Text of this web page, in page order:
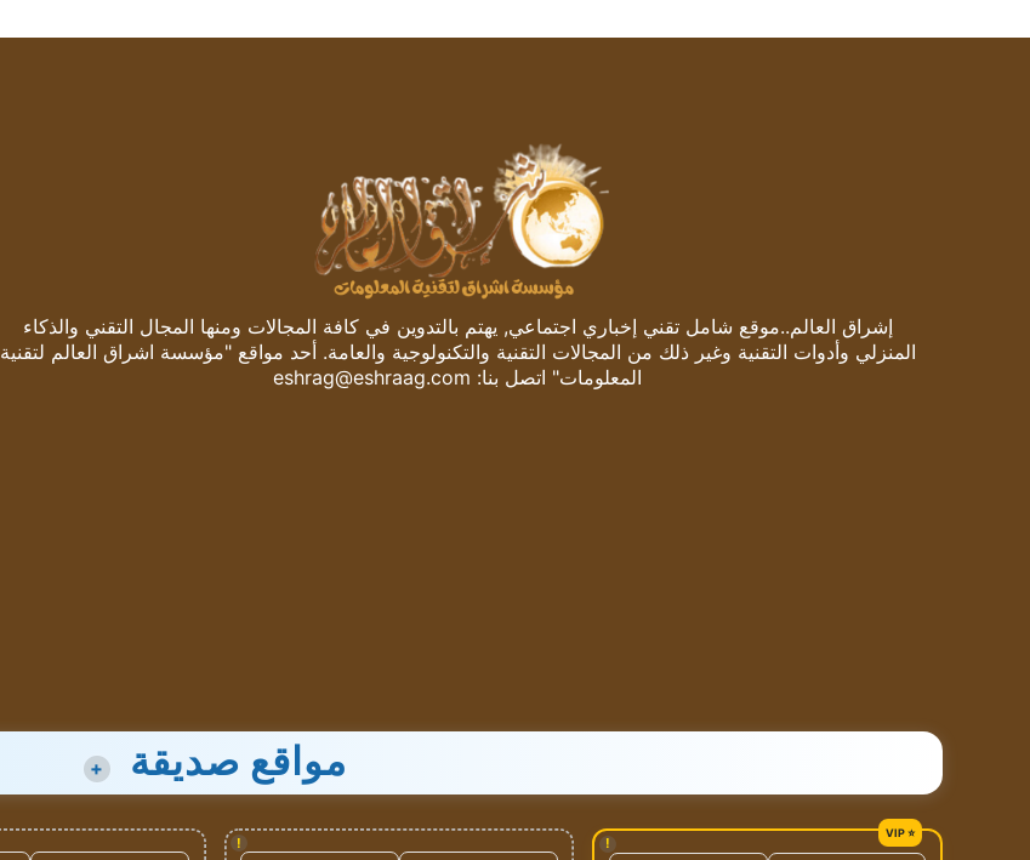
إشراق العالم..موقع شامل تقني إخباري اجتماعي, يهتم بالتدوين في كافة المجالات ومنها المجال التقني والذكاء
المنزلي وأدوات التقنية وغير ذلك من المجالات التقنية والتكنولوجية والعامة. أحد مواقع "مؤسسة اشراق العالم لتقنية
المعلومات" اتصل بنا: eshrag@eshraag.com
مواقع صديقة +
!
!